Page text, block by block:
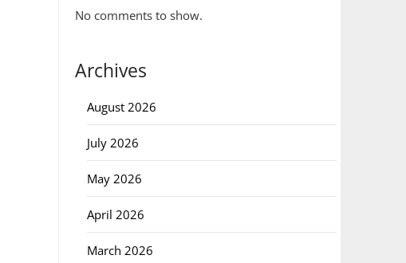
No comments to show.
Archives
August 2026
July 2026
May 2026
April 2026
March 2026